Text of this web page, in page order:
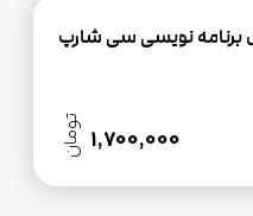
برنامه نویسی سی شارپ
1,700,000 تومان